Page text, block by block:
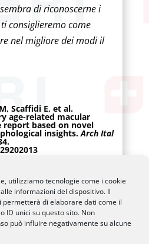
utilizziamo tecnologie come i cookie
informazioni del dispositivo. Il
permetterà di elaborare dati come il
ID unici su questo sito. Non
può influire negativamente su alcune
di riconoscerne i
consiglieremo come
nel migliore dei modi il
Scaffidi E, et al.
age-related macular
report based on novel
insights.Arch Ital
with photobiomodulation
protocol proposal.CellR4 .